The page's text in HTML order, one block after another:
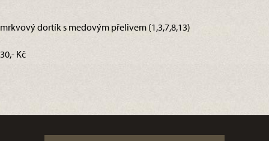
mrkvový dortík s medovým přelivem (1,3,7,8,13)
30,- Kč